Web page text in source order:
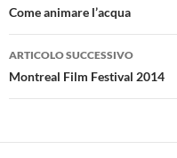
articolo
Come animare l’acqua
ARTICOLO SUCCESSIVO
Montreal Film Festival 2014